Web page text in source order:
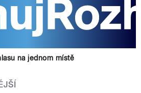
na jednom místě